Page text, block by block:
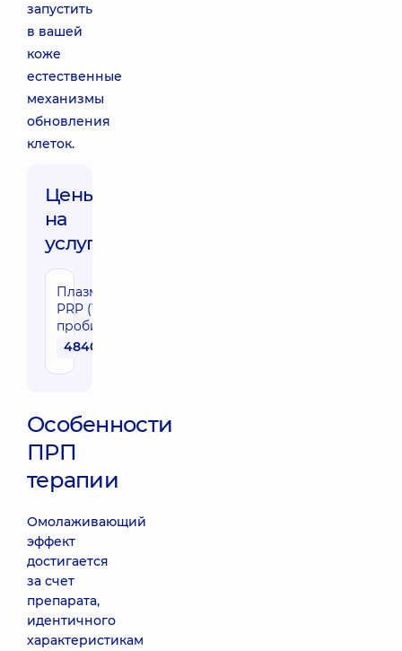
запустить
в вашей
коже
естественные
механизмы
обновления
клеток.
Цены
на
услуги:
Плазмотерапия
PRP (1
пробирка)
4840 грн
Особенности
ПРП
терапии
Омолаживающий
эффект
достигается
за счет
препарата,
идентичного
характеристикам